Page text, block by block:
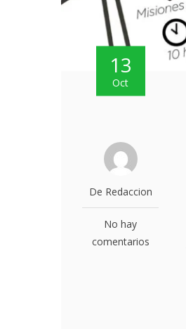
13
Oct
De Redaccion
No hay
comentarios